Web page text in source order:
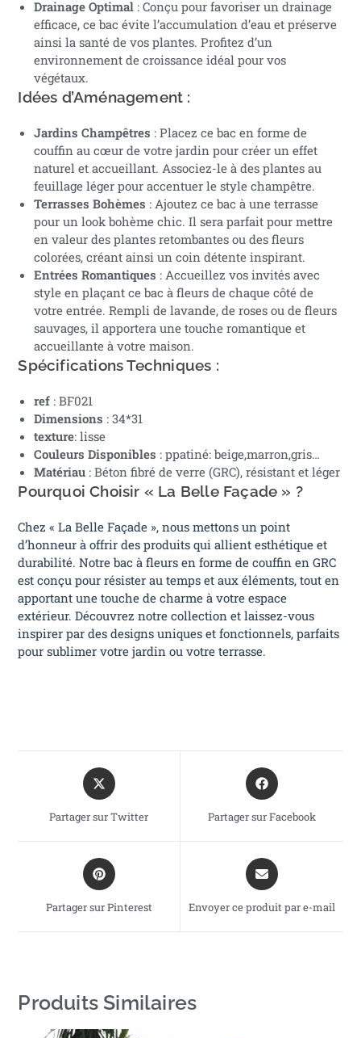
Drainage Optimal : Conçu pour favoriser un drainage
efficace, ce bac évite l’accumulation d’eau et préserve
ainsi la santé de vos plantes. Profitez d’un
environnement de croissance idéal pour vos
végétaux.
Idées d’Aménagement :
Jardins Champêtres : Placez ce bac en forme de
couffin au cœur de votre jardin pour créer un effet
naturel et accueillant. Associez-le à des plantes au
feuillage léger pour accentuer le style champêtre.
Terrasses Bohèmes : Ajoutez ce bac à une terrasse
pour un look bohème chic. Il sera parfait pour mettre
en valeur des plantes retombantes ou des fleurs
colorées, créant ainsi un coin détente inspirant.
Entrées Romantiques : Accueillez vos invités avec
style en plaçant ce bac à fleurs de chaque côté de
votre entrée. Rempli de lavande, de roses ou de fleurs
sauvages, il apportera une touche romantique et
accueillante à votre maison.
Spécifications Techniques :
ref : BF021
Dimensions : 34*31
texture: lisse
Couleurs Disponibles : ppatiné: beige,marron,gris…
Matériau : Béton fibré de verre (GRC), résistant et léger
Pourquoi Choisir « La Belle Façade » ?
Chez « La Belle Façade », nous mettons un point
d’honneur à offrir des produits qui allient esthétique et
durabilité. Notre bac à fleurs en forme de couffin en GRC
est conçu pour résister au temps et aux éléments, tout en
apportant une touche de charme à votre espace
extérieur. Découvrez notre collection et laissez-vous
inspirer par des designs uniques et fonctionnels, parfaits
pour sublimer votre jardin ou votre terrasse.
Partager sur Twitter Partager sur Facebook
Partager sur Pinterest Envoyer ce produit par e-mail
Produits Similaires